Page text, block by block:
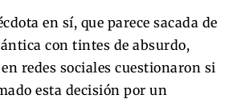
en sí, que parece sacada de
con tintes de absurdo,
redes sociales cuestionaron si
esta decisión por un